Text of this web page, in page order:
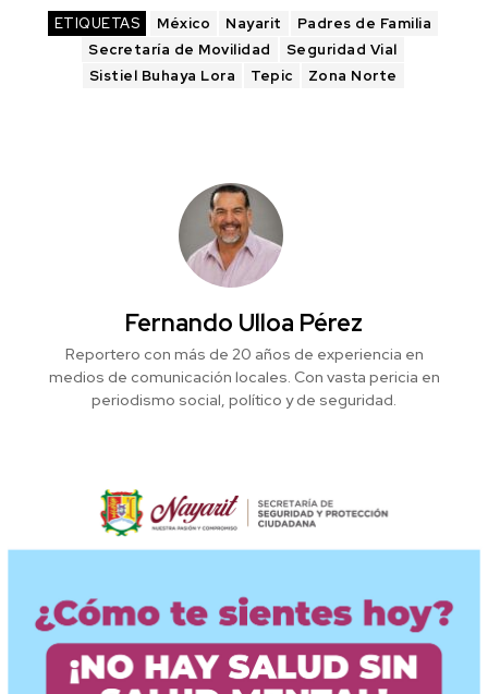
ETIQUETAS México Nayarit
Padres de Familia
Secretaría de Movilidad
Seguridad Vial
Sistiel Buhaya Lora
Tepic Zona Norte
Fernando Ulloa Pérez
Reportero con más de 20 años de experiencia en
medios de comunicación locales. Con vasta pericia en
periodismo social, político y de seguridad.